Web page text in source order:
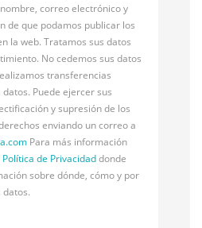
correo electrónico y
de que podamos publicar los
la web. Tratamos sus datos
No cedemos sus datos
transferencias
Puede ejercer sus
y supresión de los
enviando un correo a
Para más información
Política de Privacidaddonde
sobre dónde, cómo y por
datos.